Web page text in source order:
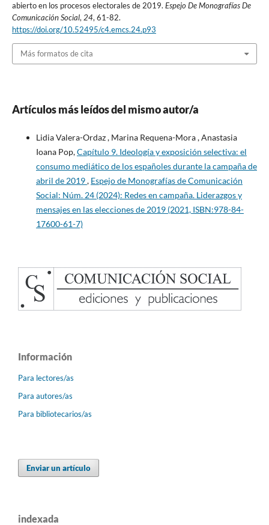
abierto en los procesos electorales de 2019. Espejo De Monografías De
Comunicación Social, 24, 61-82.
https://doi.org/10.52495/c4.emcs.24.p93
Más formatos de cita
Artículos más leídos del mismo autor/a
Lidia Valera-Ordaz , Marina Requena-Mora , Anastasia
Ioana Pop,Capítulo 9. Ideología y exposición selectiva: el
consumo mediático de los españoles durante la campaña de
abril de 2019, Espejo de Monografías de Comunicación
Social: Núm. 24 (2024): Redes en campaña. Liderazgos y
mensajes en las elecciones de 2019 (2021, ISBN:978-84-
17600-61-7)
Información
Para lectores/as
Para autores/as
Para bibliotecarios/as
Enviar un artículo
indexada